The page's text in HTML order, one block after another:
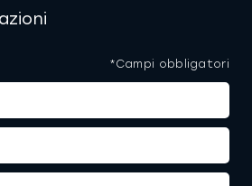
*Campi obbligatori